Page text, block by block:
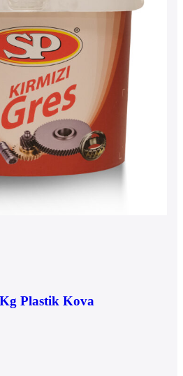
Kg Plastik Kova